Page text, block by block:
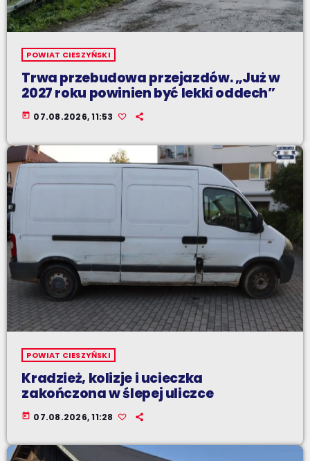
POWIAT CIESZYŃSKI
Trwa przebudowa przejazdów. „Już w
2027 roku powinien być lekki oddech”
today 07.08.2026, 11:53
POWIAT CIESZYŃSKI
Kradzież, kolizje i ucieczka
zakończona w ślepej uliczce
today 07.08.2026, 11:28